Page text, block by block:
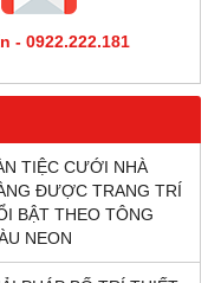
- 0922.222.181
TIỆC CƯỚI NHÀ
ĐƯỢC TRANG TRÍ
BẬT THEO TÔNG
NEON